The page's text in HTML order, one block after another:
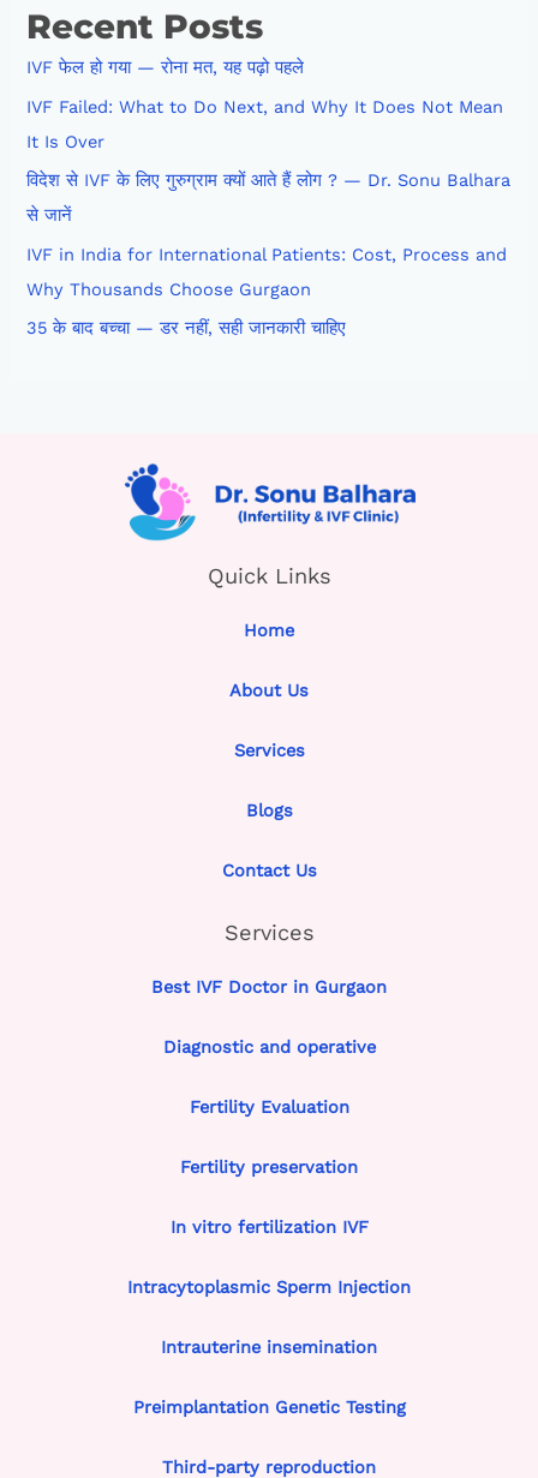
Recent Posts
IVF फेल हो गया — रोना मत, यह पढ़ो पहले
IVF Failed: What to Do Next, and Why It Does Not Mean
It Is Over
विदेश से IVF के लिए गुरुग्राम क्यों आते हैं लोग ? — Dr. Sonu Balhara
से जानें
IVF in India for International Patients: Cost, Process and
Why Thousands Choose Gurgaon
35 के बाद बच्चा — डर नहीं, सही जानकारी चाहिए
Quick Links
Home
About Us
Services
Blogs
Contact Us
Services
Best IVF Doctor in Gurgaon
Diagnostic and operative
Fertility Evaluation
Fertility preservation
In vitro fertilization IVF
Intracytoplasmic Sperm Injection
Intrauterine insemination
Preimplantation Genetic Testing
Third-party reproduction